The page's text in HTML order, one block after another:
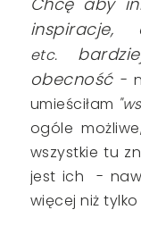
inspiracje,
etc.
obecność -
umieściłam
ogóle
wszystkie tu
jest ich -
więcej niż